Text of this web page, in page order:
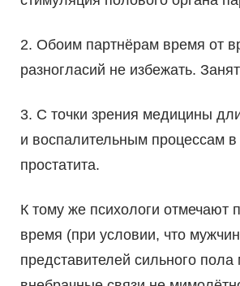
2. Обоим партнёрам время от
разногласий не избежать.
3. С точки зрения медицины
и воспалительным процессам в
простатита.
К тому же психологи отмечают
время (при условии, что
представителей сильного